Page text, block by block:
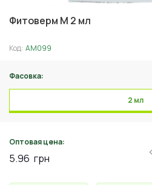
Фитоверм М 2 мл
Код: АМ099
Фасовка:
2 мл
Оптовая цена:
5.96 грн